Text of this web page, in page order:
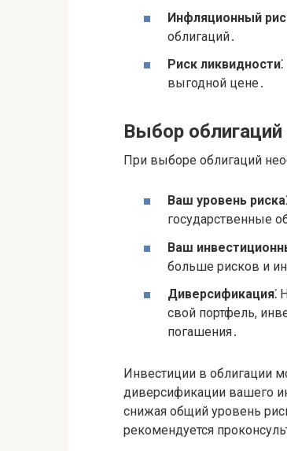
Инфляционный
облигаций․
Риск ликвидности⁚
выгодной цене․
Выбор
При выборе облигаций
Ваш уровень риска⁚
государственные
Ваш
больше рисков и
Диверсификация⁚
свой портфель,
погашения․
Инвестиции в облигации
диверсификации вашего
снижая общий уровень
рекомендуется